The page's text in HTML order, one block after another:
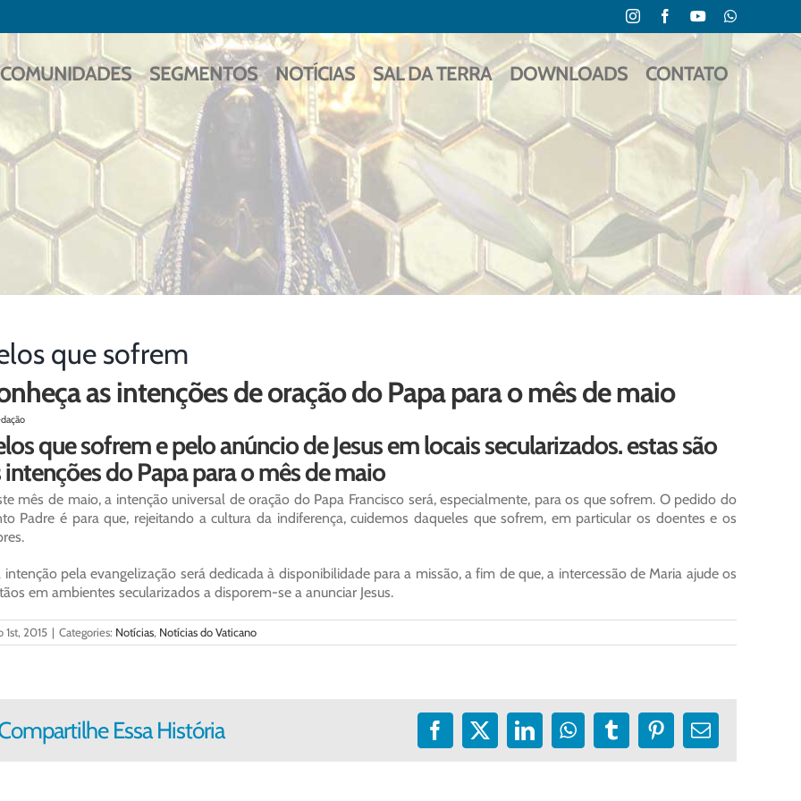
InstagramFacebookYouTubeWhatsApp
COMUNIDADES SEGMENTOS NOTÍCIAS SAL DA TERRA DOWNLOADS CONTATO
que sofrem
as intenções de oração do Papa para o mês de maio
que sofrem e pelo anúncio de Jesus em locais secularizados. estas são
intenções do Papa para o mês de maio
mês de maio, a intenção universal de oração do Papa Francisco será, especialmente, para os que sofrem. O pedido do
Padre é para que, rejeitando a cultura da indiferença, cuidemos daqueles que sofrem, em particular os doentes e os
intenção pela evangelização será dedicada à disponibilidade para a missão, a fim de que, a intercessão de Maria ajude os
em ambientes secularizados a disporem-se a anunciar Jesus.
1st, 2015 | Categories: Notícias, Notícias do Vaticano
Essa História Facebook
X LinkedInWhatsApp
TumblrPinterest
E-